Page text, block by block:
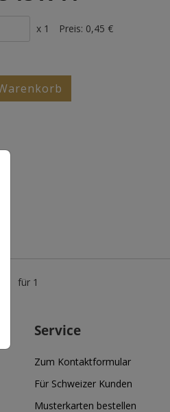
x 1 Preis: 0,45 €
für 1
Service
Zum Kontaktformular
Für Schweizer Kunden
Musterkarten bestellen